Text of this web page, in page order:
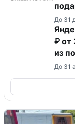
До 31
₽ от
из
До 31